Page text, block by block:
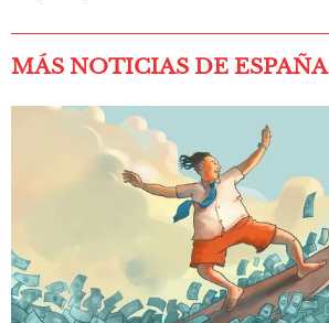
MÁS NOTICIAS DE ESPAÑA